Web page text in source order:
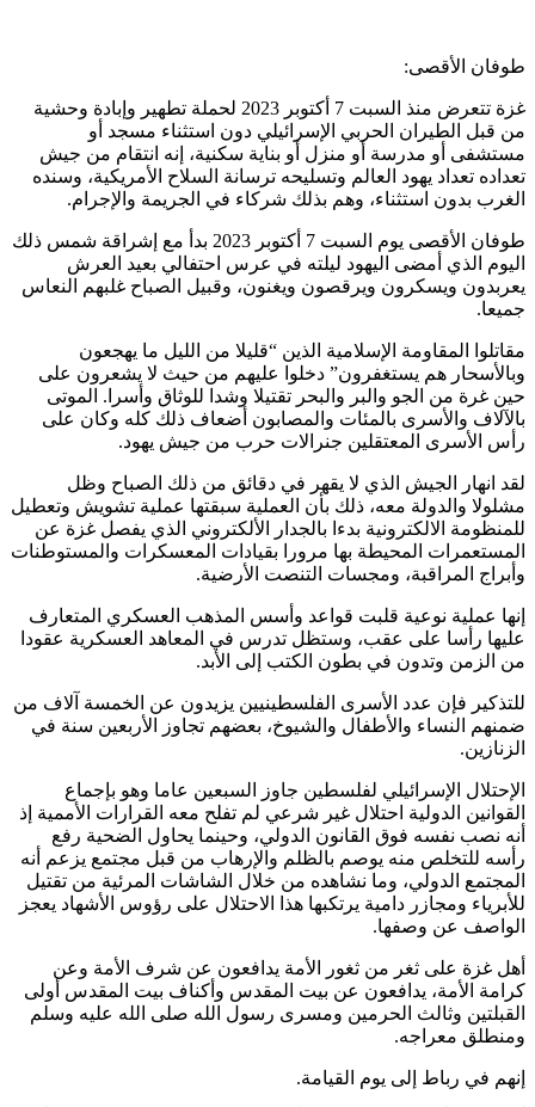
طوفان الأقصى:
غزة تتعرض منذ السبت 7 أكتوبر 2023 لحملة تطهير وإبادة وحشية
من قبل الطيران الحربي الإسرائيلي دون استثناء مسجد أو
مستشفى أو مدرسة أو منزل أو بناية سكنية، إنه انتقام من جيش
تعداده تعداد يهود العالم وتسليحه ترسانة السلاح الأمريكية، وسنده
الغرب بدون استثناء، وهم بذلك شركاء في الجريمة والإجرام.
طوفان الأقصى يوم السبت 7 أكتوبر 2023 بدأ مع إشراقة شمس ذلك
اليوم الذي أمضى اليهود ليلته في عرس احتفالي بعيد العرش
يعربدون ويسكرون ويرقصون ويغنون، وقبيل الصباح غلبهم النعاس
جميعا.
مقاتلوا المقاومة الإسلامية الذين “قليلا من الليل ما يهجعون
وبالأسحار هم يستغفرون” دخلوا عليهم من حيث لا يشعرون على
حين غرة من الجو والبر والبحر تقتيلا وشدا للوثاق وأسرا. الموتى
بالآلاف والأسرى بالمئات والمصابون أضعاف ذلك كله وكان على
رأس الأسرى المعتقلين جنرالات حرب من جيش يهود.
لقد انهار الجيش الذي لا يقهر في دقائق من ذلك الصباح وظل
مشلولا والدولة معه، ذلك بأن العملية سبقتها عملية تشويش وتعطيل
للمنظومة الالكترونية بدءا بالجدار الألكتروني الذي يفصل غزة عن
المستعمرات المحيطة بها مرورا بقيادات المعسكرات والمستوطنات
وأبراج المراقبة، ومجسات التنصت الأرضية.
إنها عملية نوعية قلبت قواعد وأسس المذهب العسكري المتعارف
عليها رأسا على عقب، وستظل تدرس في المعاهد العسكرية عقودا
من الزمن وتدون في بطون الكتب إلى الأبد.
للتذكير فإن عدد الأسرى الفلسطينيين يزيدون عن الخمسة آلاف من
ضمنهم النساء والأطفال والشيوخ، بعضهم تجاوز الأربعين سنة في
الزنازين.
الإحتلال الإسرائيلي لفلسطين جاوز السبعين عاما وهو بإجماع
القوانين الدولية احتلال غير شرعي لم تفلح معه القرارات الأممية إذ
أنه نصب نفسه فوق القانون الدولي، وحينما يحاول الضحية رفع
رأسه للتخلص منه يوصم بالظلم والإرهاب من قبل مجتمع يزعم أنه
المجتمع الدولي، وما نشاهده من خلال الشاشات المرئية من تقتيل
للأبرياء ومجازر دامية يرتكبها هذا الاحتلال على رؤوس الأشهاد يعجز
الواصف عن وصفها.
أهل غزة على ثغر من ثغور الأمة يدافعون عن شرف الأمة وعن
كرامة الأمة، يدافعون عن بيت المقدس وأكناف بيت المقدس أولى
القبلتين وثالث الحرمين ومسرى رسول الله صلى الله عليه وسلم
ومنطلق معراجه.
إنهم في رباط إلى يوم القيامة.